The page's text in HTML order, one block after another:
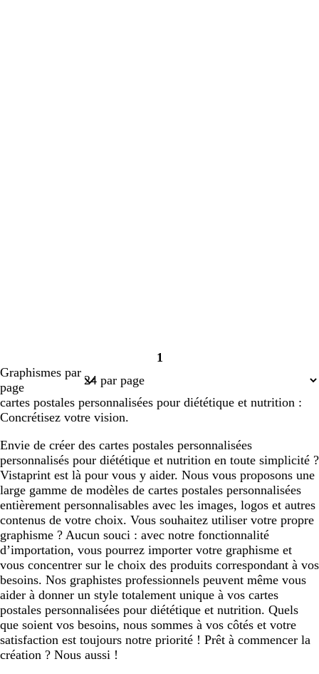
Page
1
Graphismes par
page
cartes postales personnalisées pour diététique et nutrition :
Concrétisez votre vision.
Envie de créer des cartes postales personnalisées
personnalisés pour diététique et nutrition en toute simplicité ?
Vistaprint est là pour vous y aider. Nous vous proposons une
large gamme de modèles de cartes postales personnalisées
entièrement personnalisables avec les images, logos et autres
contenus de votre choix. Vous souhaitez utiliser votre propre
graphisme ? Aucun souci : avec notre fonctionnalité
d’importation, vous pourrez importer votre graphisme et
vous concentrer sur le choix des produits correspondant à vos
besoins. Nos graphistes professionnels peuvent même vous
aider à donner un style totalement unique à vos cartes
postales personnalisées pour diététique et nutrition. Quels
que soient vos besoins, nous sommes à vos côtés et votre
satisfaction est toujours notre priorité ! Prêt à commencer la
création ? Nous aussi !